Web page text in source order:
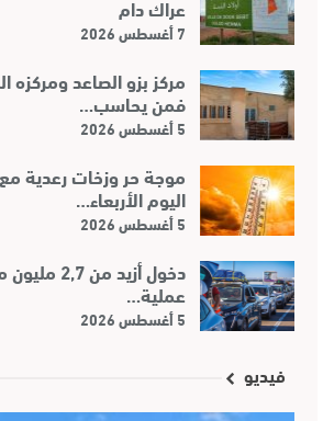
عراك دام
7 أغسطس 2026
مركز بزو الصاعد ومركزه
فمن يحاسب…
5 أغسطس 2026
موجة حر وزخات رعدية
اليوم الأربعاء…
5 أغسطس 2026
دخول
عملية…
5 أغسطس 2026
فيديو